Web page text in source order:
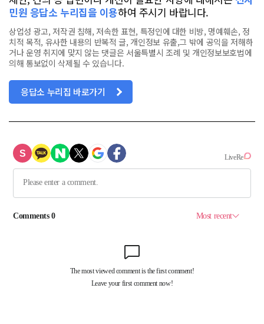
민원 응답소 누리집을 이용하여 주시기 바랍니다.
상업성 광고, 저작권 침해, 저속한 표현, 특정인에 대한 비방, 명예훼손, 정
치적 목적, 유사한 내용의 반복적 글, 개인정보 유출,그 밖에 공익을 저해하
거나 운영 취지에 맞지 않는 댓글은 서울특별시 조례 및 개인정보보호법에
의해 통보없이 삭제될 수 있습니다.
응답소 누리집 바로가기